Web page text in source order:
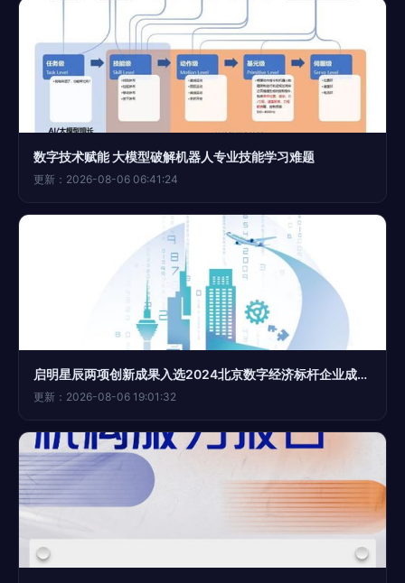
数字技术赋能 大模型破解机器人专业技能学习难题
更新：2026-08-06 06:41:24
启明星辰两项创新成果入选2024北京数字经济标杆企业成果集 以数字技术服务引领行业变革
更新：2026-08-06 19:01:32